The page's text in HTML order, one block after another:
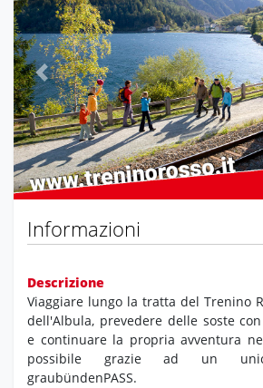
Previous
Informazioni
Descrizione
Viaggiare lungo la tratta del Trenino
dell'Albula, prevedere delle soste
e continuare la propria avventura
possibile grazie ad un
graubündenPASS.